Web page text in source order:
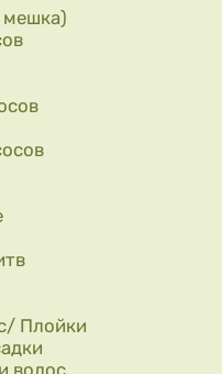
мешка)
Плойки
волос